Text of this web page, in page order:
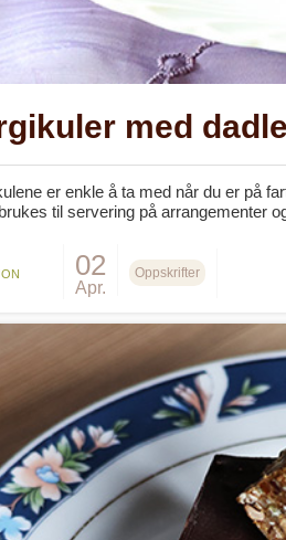
med
er enkle å ta med når du er på
til servering på arrangementer
02
Apr.
Oppskrifter